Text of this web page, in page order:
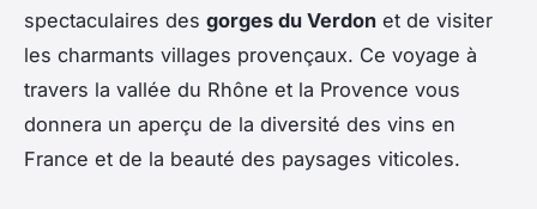
spectaculaires des gorges du Verdon et de visiter
les charmants villages provençaux. Ce voyage à
travers la vallée du Rhône et la Provence vous
donnera un aperçu de la diversité des vins en
France et de la beauté des paysages viticoles.